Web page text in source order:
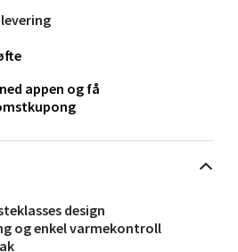
design
og enkel varmekontroll
levering
appen og få
Senter Malmporten
Narvik